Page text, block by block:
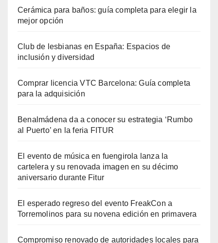
Cerámica para baños: guía completa para elegir la
mejor opción
Club de lesbianas en España: Espacios de
inclusión y diversidad
Comprar licencia VTC Barcelona: Guía completa
para la adquisición
Benalmádena da a conocer su estrategia ‘Rumbo
al Puerto’ en la feria FITUR
El evento de música en fuengirola lanza la
cartelera y su renovada imagen en su décimo
aniversario durante Fitur
El esperado regreso del evento FreakCon a
Torremolinos para su novena edición en primavera
Compromiso renovado de autoridades locales para